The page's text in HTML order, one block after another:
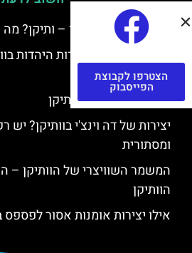
למה קוראים לוותיקן – ותיקן?
כתבי יד עתיקים
יצירות של רפאל בוותיקן
יצירות של דה וינצ'י בוותיקן? יש
ומסתורית
המשמר השוויצרי של הוותיקן –
הוותיקן
אילו יצירות אומנות אסור לפספס
הצטרפו לקבוצת
הפייסבוק